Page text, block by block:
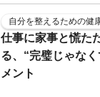
自分を整えるための健
仕事に家事と慌た
る、“完璧じゃな
メント